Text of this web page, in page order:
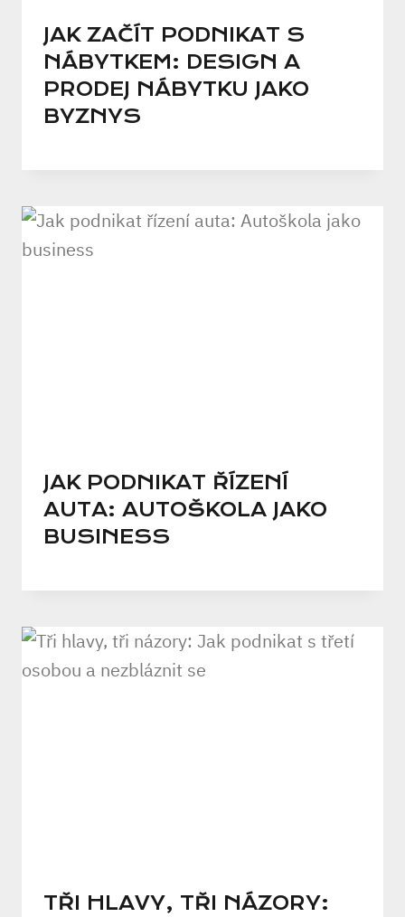
JAK ZAČÍT PODNIKAT S
NÁBYTKEM: DESIGN A
PRODEJ NÁBYTKU JAKO
BYZNYS
JAK PODNIKAT ŘÍZENÍ
AUTA: AUTOŠKOLA JAKO
BUSINESS
TŘI HLAVY, TŘI NÁZORY: